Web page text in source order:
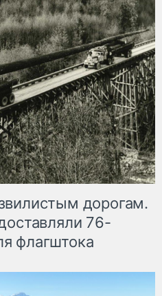
дорогам.
76-
флагштока